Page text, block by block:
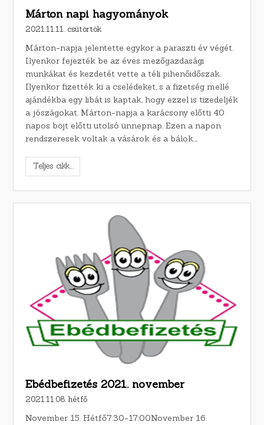
Márton napi hagyományok
2021.11.11. csütörtök
Márton-napja jelentette egykor a paraszti év végét.
Ilyenkor fejezték be az éves mezőgazdasági
munkákat és kezdetét vette a téli pihenőidőszak.
Ilyenkor fizették ki a cselédeket, s a fizetség mellé
ajándékba egy libát is kaptak, hogy ezzel is tizedeljék
a jószágokat. Márton-napja a karácsony előtti 40
napos böjt előtti utolsó ünnepnap. Ezen a napon
rendszeresek voltak a vásárok és a bálok.…
Teljes cikk...
Ebédbefizetés 2021. november
2021.11.08. hétfő
November 15. Hétfő7:30-17:00November 16.